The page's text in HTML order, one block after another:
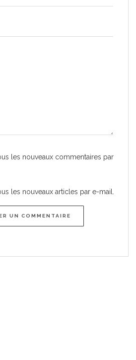
les nouveaux commentaires par
les nouveaux articles par e-mail.
UN COMMENTAIRE